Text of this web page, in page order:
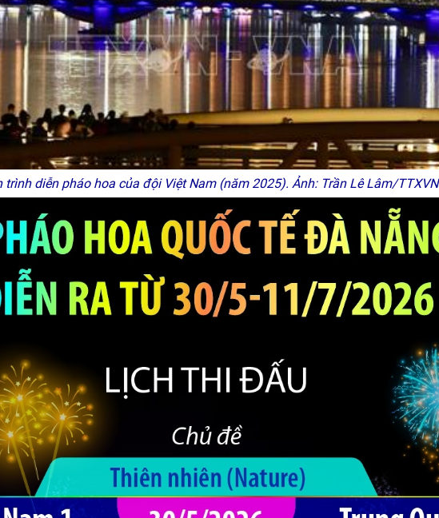
trình diễn pháo hoa của đội Việt Nam (năm 2025). Ảnh: Trần Lê Lâm/TTXVN